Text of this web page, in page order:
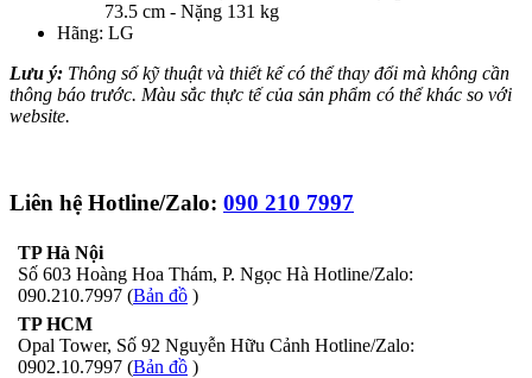
73.5 cm - Nặng 131 kg
Hãng: LG
Lưu ý: Thông số kỹ thuật và thiết kế có thể thay đổi mà không cần
thông báo trước. Màu sắc thực tế của sản phẩm có thể khác so với
website.
Liên hệ Hotline/Zalo: 090 210 7997
TP Hà Nội
Số 603 Hoàng Hoa Thám, P. Ngọc Hà Hotline/Zalo:
090.210.7997 (Bản đồ )
TP HCM
Opal Tower, Số 92 Nguyễn Hữu Cảnh Hotline/Zalo:
0902.10.7997 (Bản đồ )